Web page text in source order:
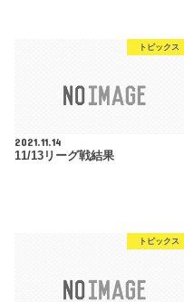
トピックス
2021.11.14
11/13リーグ戦結果
トピックス